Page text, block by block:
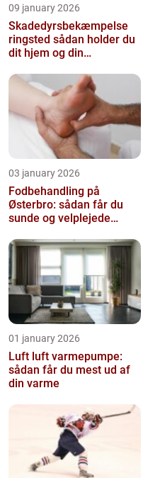
09 january 2026
Skadedyrsbekæmpelse
ringsted sådan holder du
dit hjem og din
gæster
03 january 2026
Fodbehandling på
Østerbro: sådan får du
sunde og velplejede
01 january 2026
Luft luft varmepumpe:
sådan får du mest ud af
din varme